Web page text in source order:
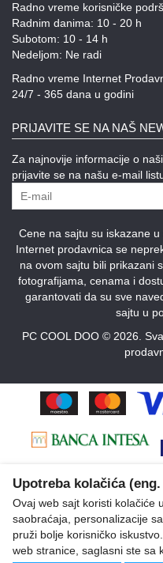
Radno vreme korisničke
Radnim danima: 10 - 20 h
Subotom: 10 - 14 h
Nedeljom: Ne radi
Radno vreme Internet
24/7 - 365 dana u godini
PRIJAVITE SE NA NAŠ
Za najnovije informacije o
prijavite se na našu e-mail
Cene na sajtu su iskazane
Internet prodavnica se
na ovom sajtu bili prikazani
fotografijama, cenama i
garantovati da su sve
sajtu u
PC COOL DOO © 2026.
Upotreba kolačića
Ovaj web sajt koristi kolačiće
saobraćaja, personalizacije
pruži bolje korisničko
web stranice, saglasni ste sa